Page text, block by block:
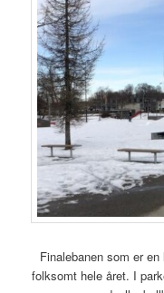
Finalebanen som er
folksomt hele året. I